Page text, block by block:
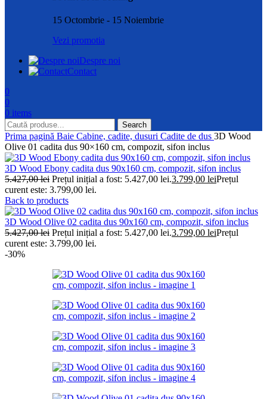
15 Octombrie - 15 Noiembrie
Vezi promotia
Despre noi
Contact
0
0
0 items
Search
Prima pagină Baie Cabine, cadite, dusuri Cadite de dus 3D Wood
Olive 01 cadita dus 90×160 cm, compozit, sifon inclus
3D Wood Ebony cadita dus 90x160 cm, compozit, sifon inclus
5.427,00lei Prețul inițial a fost: 5.427,00 lei.3.799,00 leiPrețul
curent este: 3.799,00 lei.
Back to products
3D Wood Olive 02 cadita dus 90x160 cm, compozit, sifon inclus
5.427,00lei Prețul inițial a fost: 5.427,00 lei.3.799,00 leiPrețul
curent este: 3.799,00 lei.
-30%